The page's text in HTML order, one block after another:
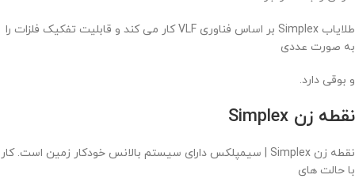
طلایاب Simplex بر اساس فناوری VLF کار می کند و قابلیت تفکیک فلزات را
به صورت عددی
و بوقی دارد.
نقطه زن Simplex
نقطه زن Simplex | سیمپلکس دارای سیستم بالانس خودکار زمین است. کار
با حالت های